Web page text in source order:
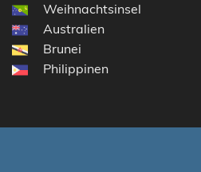
Weihnachtsinsel
Australien
Brunei
Philippinen